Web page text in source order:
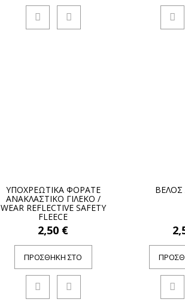
ΥΠΟΧΡΕΩΤΙΚΑ ΦΟΡΑΤΕ
ΑΝΑΚΛΑΣΤΙΚΟ ΓΙΛΕΚΟ /
WEAR REFLECTIVE SAFETY
FLEECE
2,50 €
ΠΡΟΣΘΉΚΗ ΣΤΟ
ΒΕΛΟΣ